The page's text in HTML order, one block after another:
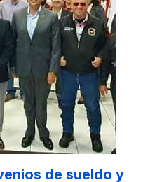
de sueldo y